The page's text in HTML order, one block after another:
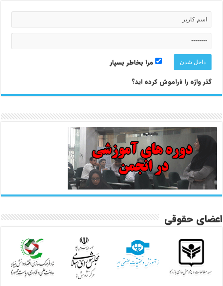
مرا بخاطر بسپار
گذر واژه را فراموش کرده اید؟
اعضای حقوقی